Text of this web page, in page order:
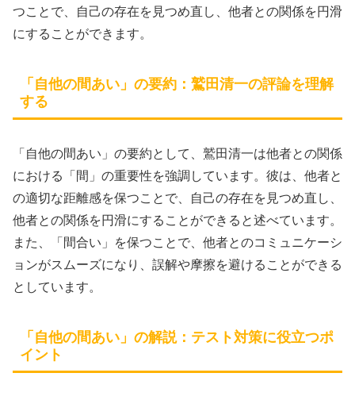
つことで、自己の存在を見つめ直し、他者との関係を円滑
にすることができます。
「自他の間あい」の要約：鷲田清一の評論を理解
する
「自他の間あい」の要約として、鷲田清一は他者との関係
における「間」の重要性を強調しています。彼は、他者と
の適切な距離感を保つことで、自己の存在を見つめ直し、
他者との関係を円滑にすることができると述べています。
また、「間合い」を保つことで、他者とのコミュニケーシ
ョンがスムーズになり、誤解や摩擦を避けることができる
としています。
「自他の間あい」の解説：テスト対策に役立つポ
イント